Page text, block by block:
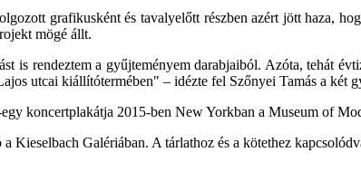
grafikusként és tavalyelőtt részben azért jött haza,
mögé állt.
is rendeztem a gyűjteményem darabjaiból. Azóta, tehát
utcai kiállítótermében" – idézte fel Szőnyei Tamás a két
koncertplakátja 2015-ben New Yorkban a Museum of
Kieselbach Galériában. A tárlathoz és a kötethez